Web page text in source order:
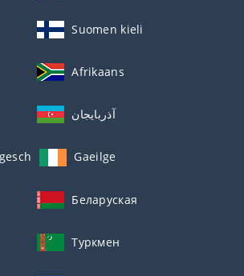
Suomen kieli
Afrikaans
آذربايجان
Gaeilge
Беларуская
Туркмен